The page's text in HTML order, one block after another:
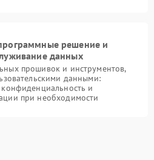
решение и
данных
прошивок и инструментов,
данными:
и
при необходимости